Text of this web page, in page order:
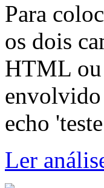
Para
os dois
HTML ou
echo
Ler